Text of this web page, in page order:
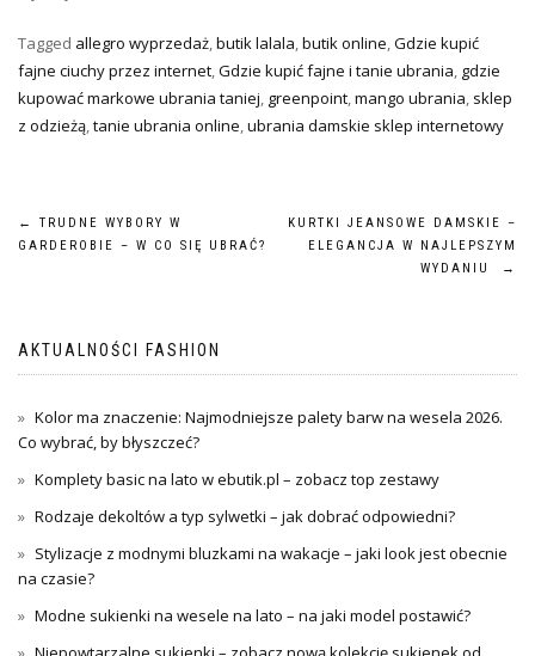
Tagged allegro wyprzedaż,butik lalala,butik online,Gdzie kupić
fajne ciuchy przez internet,Gdzie kupić fajne i tanie ubrania, gdzie
kupować markowe ubrania taniej, greenpoint,mango ubrania, sklep
z odzieżą,tanie ubrania online,ubrania damskie sklep internetowy
Nawigacja
←
TRUDNE WYBORY W
GARDEROBIE – W CO SIĘ UBRAĆ?
KURTKI JEANSOWE DAMSKIE –
ELEGANCJA W NAJLEPSZYM
WYDANIU
→
AKTUALNOŚCI FASHION
Kolor ma znaczenie: Najmodniejsze palety barw na wesela 2026.
Co wybrać, by błyszczeć?
Komplety basic na lato w ebutik.pl – zobacz top zestawy
Rodzaje dekoltów a typ sylwetki – jak dobrać odpowiedni?
Stylizacje z modnymi bluzkami na wakacje – jaki look jest obecnie
na czasie?
Modne sukienki na wesele na lato – na jaki model postawić?